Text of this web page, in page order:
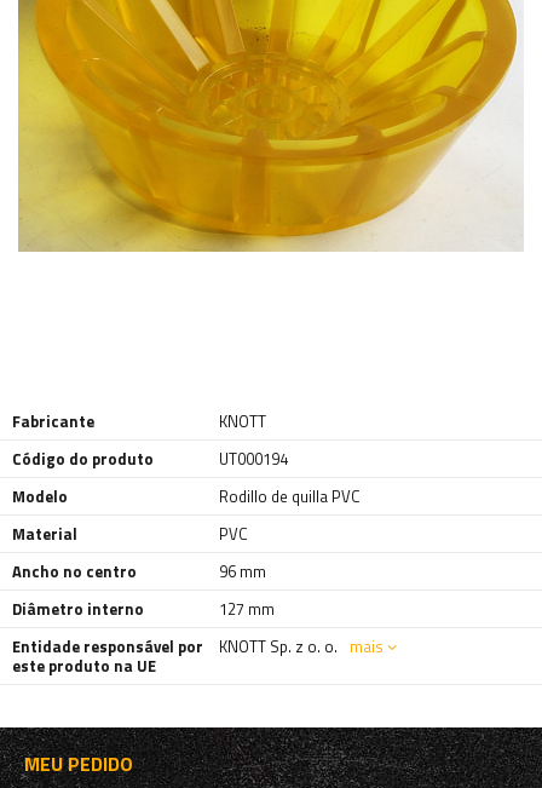
Fabricante
KNOTT
Código do produto
UT000194
Modelo
Rodillo de quilla PVC
Material
PVC
Ancho no centro
96 mm
Diâmetro interno
127 mm
Entidade responsável por
este produto na UE
KNOTT Sp. z o. o. mais
MEU PEDIDO